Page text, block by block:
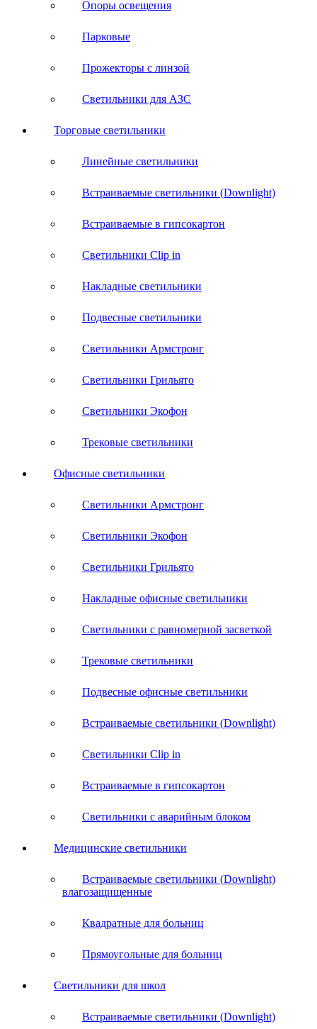
Опоры освещения
Парковые
Прожекторы с линзой
Светильники для АЗС
Торговые светильники
Линейные светильники
Встраиваемые светильники (Downlight)
Встраиваемые в гипсокартон
Светильники Clip in
Накладные светильники
Подвесные светильники
Светильники Армстронг
Светильники Грильято
Светильники Экофон
Трековые светильники
Офисные светильники
Светильники Армстронг
Светильники Экофон
Светильники Грильято
Накладные офисные светильники
Светильники с равномерной засветкой
Трековые светильники
Подвесные офисные светильники
Встраиваемые светильники (Downlight)
Светильники Clip in
Встраиваемые в гипсокартон
Светильники с аварийным блоком
Медицинские светильники
Встраиваемые светильники (Downlight)
влагозащищенные
Квадратные для больниц
Прямоугольные для больниц
Светильники для школ
Встраиваемые светильники (Downlight)